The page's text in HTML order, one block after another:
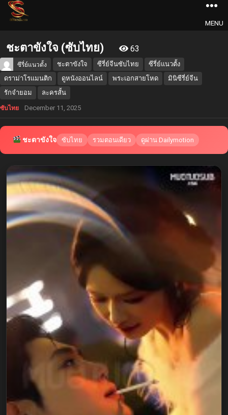
MENU
ชะตาขังใจ (ซับไทย) 63
ซีรี่ย์แนวตั้ง ชะตาขังใจ ซีรี่ย์จีนซับไทย
ซีรี่ย์แนวตั้ง
ดราม่าโรแมนติก
ดูหนังออนไลน์ พระเอกสายโหด
มินิซีรี่ย์จีน
รักจำยอม
ละครสั้น
ซับไทย December 11, 2025
ชะตาขังใจ ซับไทย รวมตอนเดียว ดูผ่าน Dailymotion